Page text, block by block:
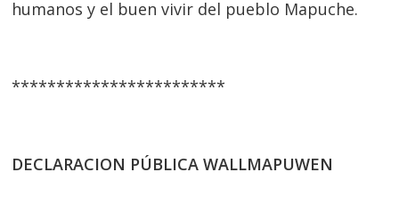
humanos y el buen vivir del pueblo Mapuche.
************************
DECLARACION PÚBLICA WALLMAPUWEN